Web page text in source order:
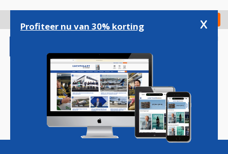
gaan
Check in
Magazine Podcasts Vacatures
Profiteer nu van 30% korting x